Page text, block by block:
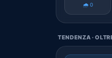
🌧️ 0
TENDENZA ·